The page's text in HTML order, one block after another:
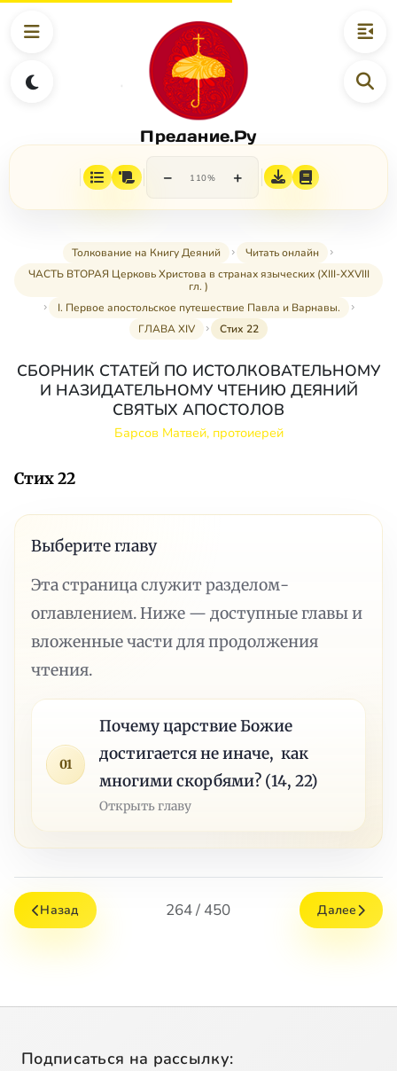
Предание.Ру
− 110% +
Толкование на Книгу Деяний
Читать онлайн
ЧАСТЬ ВТОРАЯ Церковь Христова в странах языческих (XIII-XXVIII
гл. )
I. Первое апостольское путешествие Павла и Варнавы.
ГЛАВА XIV
Стих 22
СБОРНИК СТАТЕЙ ПО ИСТОЛКОВАТЕЛЬНОМУ
И НАЗИДАТЕЛЬНОМУ ЧТЕНИЮ ДЕЯНИЙ
СВЯТЫХ АПОСТОЛОВ
Барсов Матвей, протоиерей
Стих 22
Выберите главу
Эта страница служит разделом-
оглавлением. Ниже — доступные главы и
вложенные части для продолжения
чтения.
01
Почему царствие Божие
достигается не иначе, как
многими скорбями? (14, 22)
Открыть главу
Назад 264 / 450 Далее
Подписаться на рассылку: